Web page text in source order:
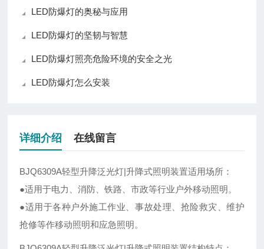
LED防爆灯的奥秘与应用
LED防爆灯的坚韧与智慧
LED防爆灯照亮危险环境的安全之光
LED防爆灯怎么安装
详细介绍 在线留言
BJQ6309A轻型升降泛光灯|升降式照明装置适用场所：
●适用于电力、消防、铁路、市政等行业户外移动照明。
●适用于各种户外施工作业、事故处理、抢险救灾、维护
抢修等作移动照明和应急照明。